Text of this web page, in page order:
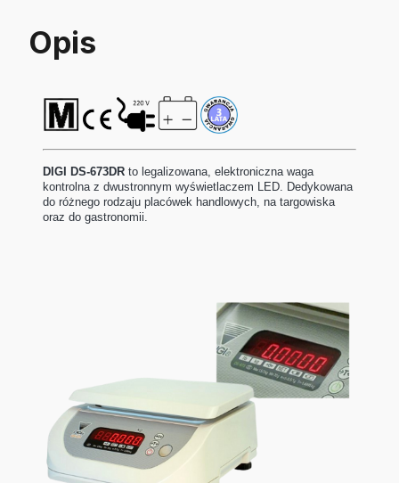
Opis
DIGI DS-673DR to legalizowana, elektroniczna waga
kontrolna z dwustronnym wyświetlaczem LED. Dedykowana
do różnego rodzaju placówek handlowych, na targowiska
oraz do gastronomii.